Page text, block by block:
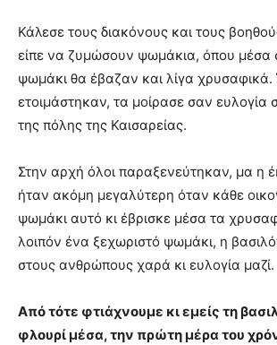
Κάλεσε τους διακόνους και τους
είπε να ζυμώσουν ψωμάκια, όπου μέσα
ψωμάκι θα έβαζαν και λίγα
ετοιμάστηκαν, τα μοίρασε σαν ευλογία
της πόλης της Καισαρείας.
Στην αρχή όλοι παραξενεύτηκαν, μα η
ήταν ακόμη μεγαλύτερη όταν κάθε
ψωμάκι αυτό κι έβρισκε μέσα τα
λοιπόν ένα ξεχωριστό ψωμάκι, η
στους ανθρώπους χαρά κι ευλογία μαζί.
Από τότε φτιάχνουμε κι εμείς τη
φλουρί μέσα, την πρώτη μέρα του